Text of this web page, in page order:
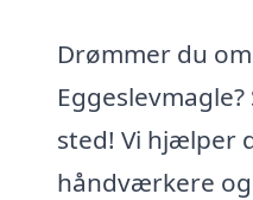
Drømmer du
sted! Vi hjælper
håndværkere